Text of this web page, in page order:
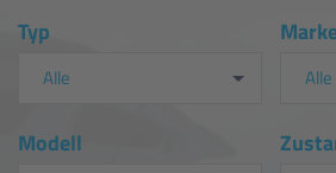
Typ
Alle Alle
Modell